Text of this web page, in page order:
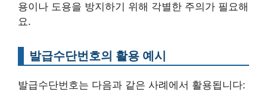
용이나 도용을 방지하기 위해 각별한 주의가 필요해
요.
발급수단번호의 활용 예시
발급수단번호는 다음과 같은 사례에서 활용됩니다: